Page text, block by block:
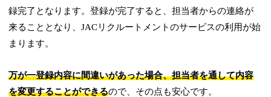
録完了となります。登録が完了すると、担当者からの連絡が
来ることとなり、JACリクルートメントのサービスの利用が始
まります。
万が一登録内容に間違いがあった場合、担当者を通して内容
を変更することができるので、その点も安心です。